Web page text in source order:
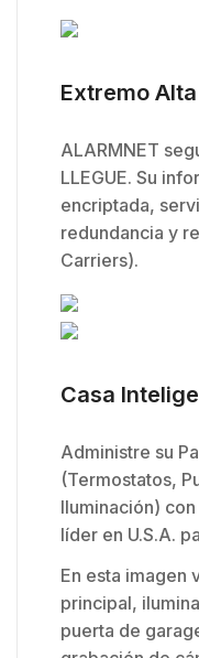
Extremo
ALARMNET
LLEGUE. Su
encriptada,
redundancia y
Carriers).
Casa
Administre su
(Termostatos,
Iluminación)
líder en U.S.A.
En esta imagen
principal,
puerta de